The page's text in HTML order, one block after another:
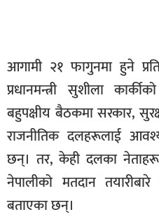
आगामी २१ फागुनमा हुने
प्रधानमन्त्री सुशीला
बहुपक्षीय बैठकमा सरकार,
राजनीतिक दलहरूलाई
छन्। तर, केही दलका नेताहरू
नेपालीको मतदान
बताएका छन्।